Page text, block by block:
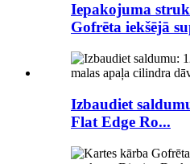
Iepakojuma
Gofrēta iekšējā
Izbaudiet
Flat Edge Ro...